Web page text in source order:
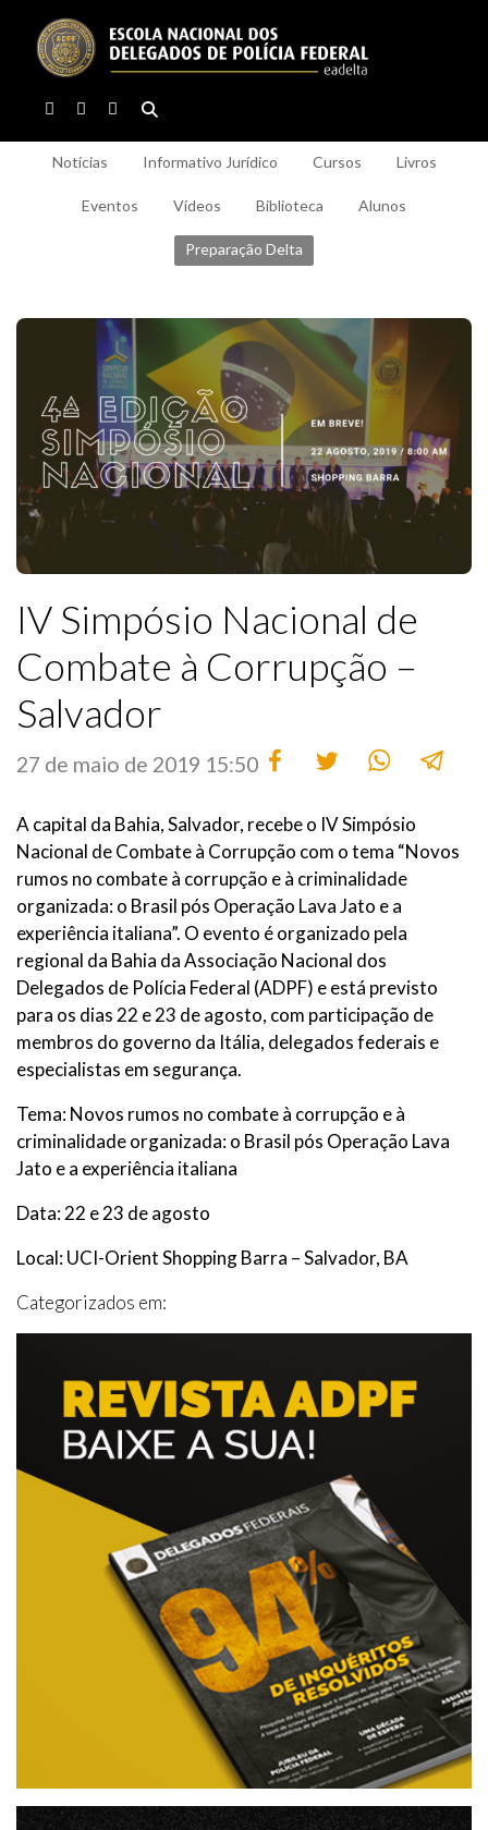
Notícias Informativo Jurídico Cursos Livros
Eventos Vídeos Biblioteca Alunos
Preparação Delta
IV Simpósio Nacional de
Combate à Corrupção –
Salvador
27 de maio de 2019 15:50
A capital da Bahia, Salvador, recebe o IV Simpósio
Nacional de Combate à Corrupção com o tema “Novos
rumos no combate à corrupção e à criminalidade
organizada: o Brasil pós Operação Lava Jato e a
experiência italiana”. O evento é organizado pela
regional da Bahia da Associação Nacional dos
Delegados de Polícia Federal (ADPF) e está previsto
para os dias 22 e 23 de agosto, com participação de
membros do governo da Itália, delegados federais e
especialistas em segurança.
Tema: Novos rumos no combate à corrupção e à
criminalidade organizada: o Brasil pós Operação Lava
Jato e a experiência italiana
Data: 22 e 23 de agosto
Local: UCI-Orient Shopping Barra – Salvador, BA
Categorizados em: